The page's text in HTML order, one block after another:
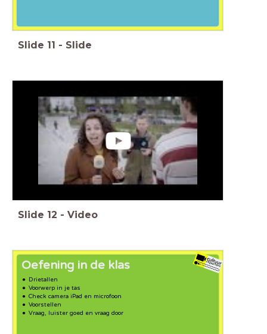
Slide 11 - Slide
Slide 12 - Video
Drietallen
Voorwerp in je tas
Check camera iPad en microfoon
Voorstellen
Vraag, luister goed en vraag door
Oefening in de klas